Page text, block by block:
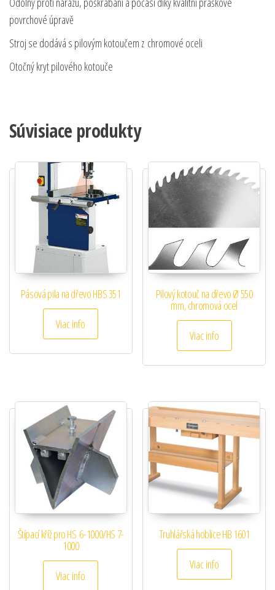
povrchové úpravě
Stroj se dodává s pilovým kotoučem z chromové oceli
Otočný kryt pilového kotouče
Súvisiace produkty
Pásová pila na dřevo HBS 351
Viac info
Pilový kotouč na dřevo Ø 550
mm, chromová ocel
Viac info
Štípací kříž pro HS 6-1000/HS 7-
1000
Viac info
Truhlářská hoblice HB 1601
Viac info